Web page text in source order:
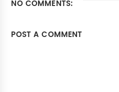
NO COMMENTS:
POST A COMMENT